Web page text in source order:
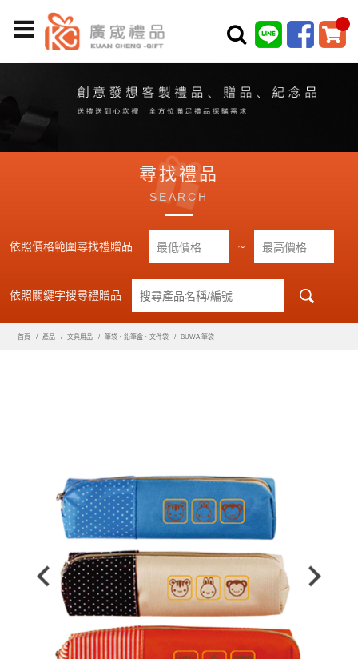
尋找禮品
SEARCH
依照價格範圍尋找禮贈品 ~
依照關鍵字搜尋禮贈品
首頁 產品 文具用品 筆袋、鉛筆盒、文件袋 BUWA 筆袋